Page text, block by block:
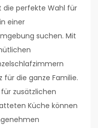
die perfekte Wahl für
einer
suchen. Mit
die ganze Familie.
zusätzlichen
Küche können